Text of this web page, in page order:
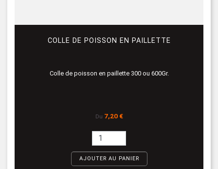
COLLE DE POISSON EN PAILLETTE
Colle de poisson en paillette 300 ou 600Gr.
Du Prix
7,20 €
AJOUTER AU PANIER